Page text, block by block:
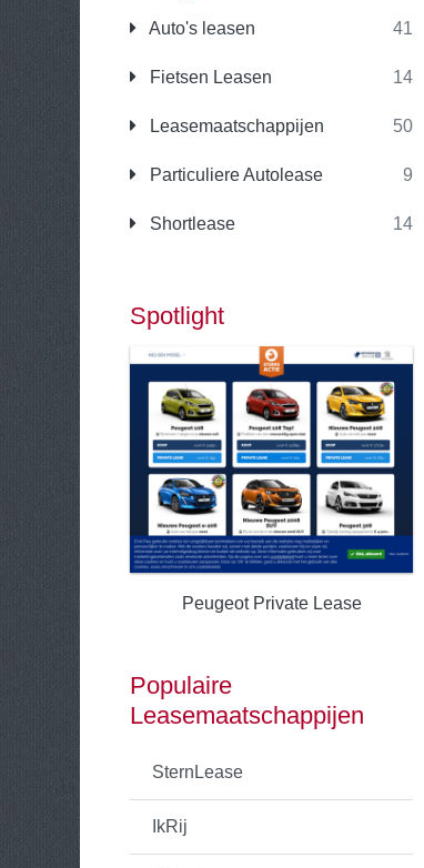
Auto's leasen 41
Fietsen Leasen 14
Leasemaatschappijen 50
Particuliere Autolease 9
Shortlease 14
Spotlight
Peugeot Private Lease
Populaire
Leasemaatschappijen
SternLease
IkRij